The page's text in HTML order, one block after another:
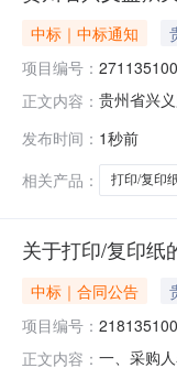
中标｜中标通知
项目编号：
正文内容： 贵州省兴
码
发布时间： 1秒前
相关产品：
打印/复印
关于打印/复印纸
中标｜合同公告
项目编号：
正文内容： 一、采购